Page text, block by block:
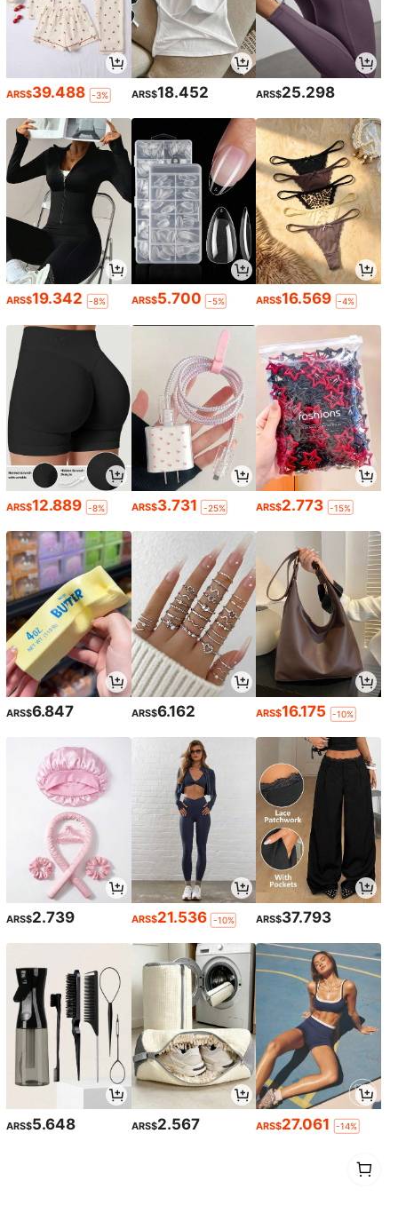
ARS$39.488 -3% ARS$18.452 ARS$25.298
ARS$19.342 -8% ARS$5.700 -5% ARS$16.569 -4%
ARS$12.889 -8% ARS$3.731 -25% ARS$2.773 -15%
ARS$6.847 ARS$6.162 ARS$16.175 -10%
ARS$2.739 ARS$21.536 -10% ARS$37.793
ARS$5.648 ARS$2.567 ARS$27.061 -14%